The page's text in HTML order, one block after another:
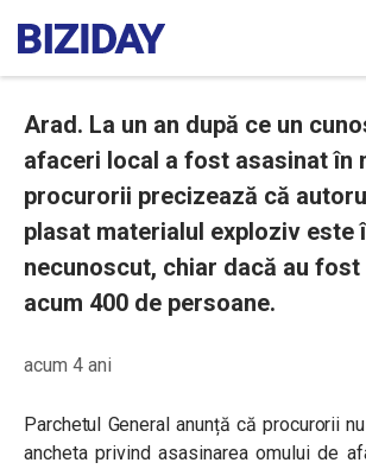
Arad. La un an după ce un
afaceri local a fost asasinat în
procurorii precizează că
plasat materialul exploziv este
necunoscut, chiar dacă au fost
acum 400 de persoane.
acum 4 ani
Parchetul General anunță că procurorii
ancheta privind asasinarea omului de